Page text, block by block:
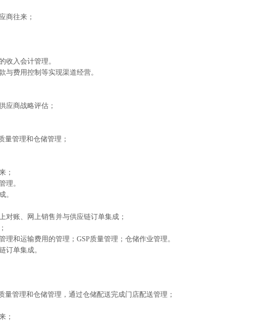
商往来；
收入会计管理。
与费用控制等实现渠道经营。
应商战略评估；
量管理和仓储管理；
；
理。
。
对账、网上销售并与供应链订单集成；
和运输费用的管理；GSP质量管理；仓储作业管理。
订单集成。
管理和仓储管理，通过仓储配送完成门店配送管理；
；